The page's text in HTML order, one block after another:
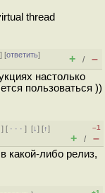
thread
] [ответить]
+ / –
настолько
пользоваться ))
] [ · · ·][↓] [↑]
–1
+ / –
какой-либо релиз,